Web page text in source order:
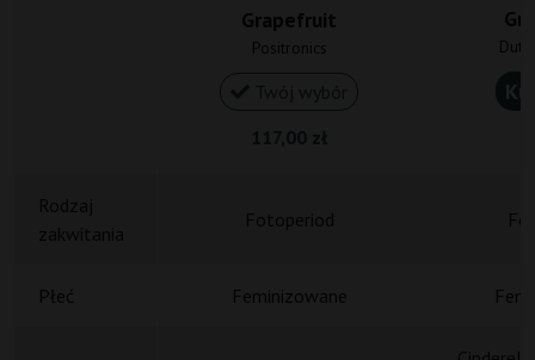
Grapefruit
Positronics
Płeć Feminizowane